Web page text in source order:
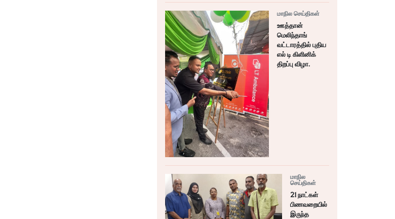
மாநில செய்திகள்
ஊத்தான்
மெலிந்தாங்
வட்டாரத்தில் புதிய
எல் டி கிளினிக்
திறப்பு விழா.
மாநில
செய்திகள்
21 நாட்கள்
பிணவறையில்
இருந்த